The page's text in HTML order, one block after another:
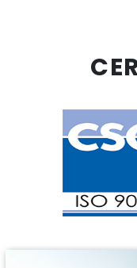
ofercie firmy
probiotycznych i